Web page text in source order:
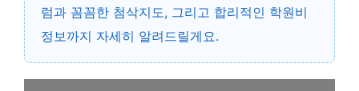
럼과 꼼꼼한 첨삭지도, 그리고 합리적인 학원비
정보까지 자세히 알려드릴게요.